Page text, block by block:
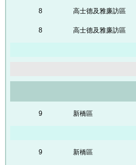
8 高士德及雅廉訪區
8 高士德及雅廉訪區
9 新橋區
9 新橋區